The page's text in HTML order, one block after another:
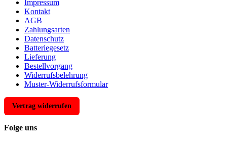
Impressum
Kontakt
AGB
Zahlungsarten
Datenschutz
Batteriegesetz
Lieferung
Bestellvorgang
Widerrufsbelehrung
Muster-Widerrufsformular
Vertrag widerrufen
Folge uns